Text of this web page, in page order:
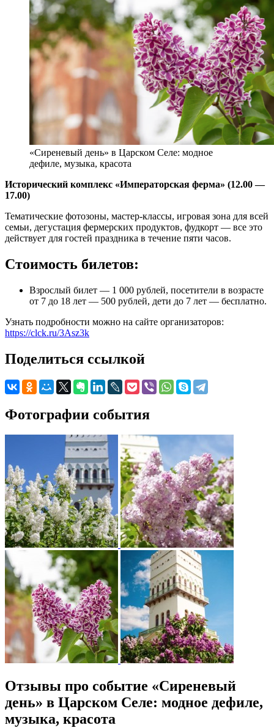
«Сиреневый день» в Царском Селе: модное
дефиле, музыка, красота
Исторический комплекс «Императорская ферма» (12.00 —
17.00)
Тематические фотозоны, мастер-классы, игровая зона для всей
семьи, дегустация фермерских продуктов, фудкорт — все это
действует для гостей праздника в течение пяти часов.
Стоимость билетов:
Взрослый билет — 1 000 рублей, посетители в возрасте
от 7 до 18 лет — 500 рублей, дети до 7 лет — бесплатно.
Узнать подробности можно на сайте организаторов:
https://clck.ru/3Asz3k
Поделиться ссылкой
Фотографии события
Отзывы про событие «Сиреневый
день» в Царском Селе: модное дефиле,
музыка, красота